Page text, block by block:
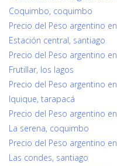
Coquimbo, coquimbo
Precio del Peso argentino en
Estación central, santiago
Precio del Peso argentino en
Frutillar, los lagos
Precio del Peso argentino en
Iquique, tarapacá
Precio del Peso argentino en
La serena, coquimbo
Precio del Peso argentino en
Las condes, santiago